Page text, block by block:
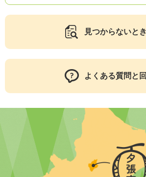
見つからないと
よくある質問と